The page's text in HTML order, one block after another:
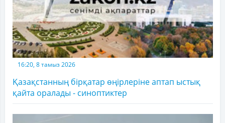
16:20, 8 тамыз 2026
Қазақстанның бірқатар өңірлеріне аптап ыстық
қайта оралады - синоптиктер